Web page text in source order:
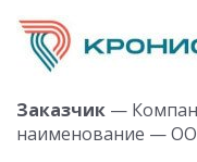
Заказчик —
наименование —